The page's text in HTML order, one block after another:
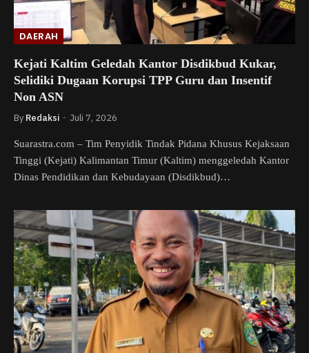
DAERAH
Kejati Kaltim Geledah Kantor Disdikbud Kukar,
Selidiki Dugaan Korupsi TPP Guru dan Insentif
Non ASN
By Redaksi Juli 7, 2026
Suarastra.com – Tim Penyidik Tindak Pidana Khusus Kejaksaan
Tinggi (Kejati) Kalimantan Timur (Kaltim) menggeledah Kantor
Dinas Pendidikan dan Kebudayaan (Disdikbud)…